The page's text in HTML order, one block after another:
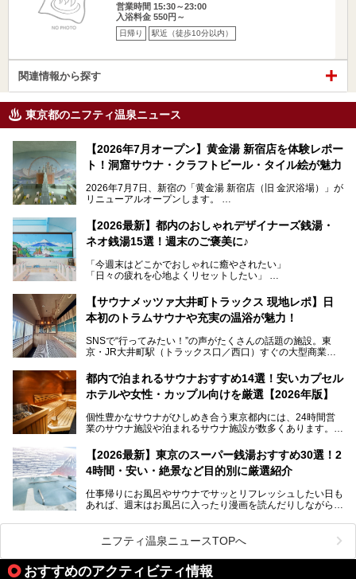
営業時間 15:30～23:00
入浴料金 550円～
日帰り 駅近（徒歩10分以内）
関連情報から探す
東京都のニフティ温泉ニュース
【2026年7月オープン】黄金湯 新宿店を体験レポー
ト！洞窟サウナ・クラフトビール・タイル絵が魅力
2026年7月7日、新宿の「黄金湯 新宿店（旧 金沢浴場）」が
リニューアルオープンします。
レトロでノスタルジックなタイル絵はそのまま、昔からここ
を知る地元の人にも、新しく足を運んでくれる人にも愛され
る、今の時代の"銭湯"として生まれ変わりました。洞窟のよ
ビアバーなど、新しく登場したスポットも併せて紹介しま
す。充実した設備があるのに、基本の入浴料が銭湯価格の5
【2026最新】都内のおしゃれデザイナーズ銭湯・
ネオ銭湯15選！週末のご褒美に♪
「今週末はどこかでおしゃれに癒やされたい」
「日々の疲れを心地よくリセットしたい」
となっている新しいスタイルの銭湯です。
最近、SNSやメディアで「デザイナーズ銭湯」や「ネオ銭
本記事では、そもそもこれらがどんな銭湯なのか、その気に
いおしゃれな名店15選を、おすすめの順番で一挙にご紹介
します。
【サウナメッツァ大井町トラックス 現地レポ】日
本初のトラムサウナや充実の温浴が魅力！
SNSで“行ってみたい！”の声がたくさんの話題の施設。東
京・JR大井町駅（トラックス口／西口）すぐの大型商業施
ツァ大井町トラックス」がニューオープン。施設の様子をレ
ポ―トします。
都内で泊まれるサウナおすすめ14選！安いカプセル
ホテルや女性・カップル向けを厳選【2026年版】
個性豊かなサウナがひしめき合う東京都内には、24時間営
業のサウナ施設や泊まれるサウナ施設が数多くあります。
を旅の目的とする「サ旅」や自分へのご褒美のための宿泊な
ど、自分の好きなタイミングで好きなだけサ活ができるのが
魅力です。
最近では、男性専用施設だけでなく、カップルや女性に嬉し
い個室サウナも増えてきました。
ら、特におすすめしたい施設14選をご紹介します。
してみてください。
【2026最新】東京のスーパー銭湯おすすめ30選！2
4時間・安い・絶景など目的別に厳選紹介
仕事帰りにお風呂やサウナでサッとリフレッシュしたい日も
あれば、週末はお風呂に入ったり漫画を読んだりしながら一
また、終電を逃してしまい、「このまま朝までゆっくりでき
る場所があれば」と探した経験がある人も多いのではないで
しょうか。
ニフティ温泉ニュースTOPへ
おすすめのアクティビティ情報